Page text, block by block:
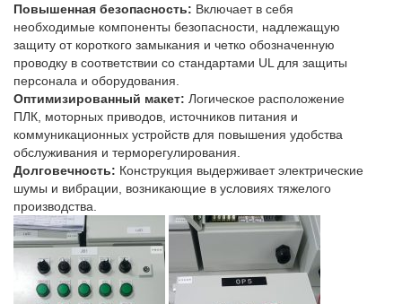
Повышенная безопасность: Включает в себя
необходимые компоненты безопасности, надлежащую
защиту от короткого замыкания и четко обозначенную
проводку в соответствии со стандартами UL для защиты
персонала и оборудования.
Оптимизированный макет: Логическое расположение
ПЛК, моторных приводов, источников питания и
коммуникационных устройств для повышения удобства
обслуживания и терморегулирования.
Долговечность: Конструкция выдерживает электрические
шумы и вибрации, возникающие в условиях тяжелого
производства.